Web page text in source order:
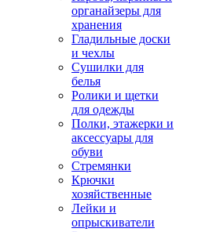
органайзеры для
хранения
Гладильные доски
и чехлы
Сушилки для
белья
Ролики и щетки
для одежды
Полки, этажерки и
аксессуары для
обуви
Стремянки
Крючки
хозяйственные
Лейки и
опрыскиватели